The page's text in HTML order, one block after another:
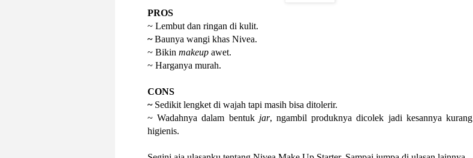
PROS
~ Lembut dan ringan di kulit.
~Baunya wangi khas Nivea.
~ Bikin makeup awet.
~ Harganya murah.
CONS
~ Sedikit lengket di wajah tapi masih bisa ditolerir.
~ Wadahnya dalam bentuk jar, ngambil produknya dicolek jadi kesannya kurang
higienis.